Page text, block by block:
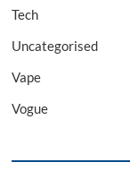
Tech
Uncategorised
Vape
Vogue